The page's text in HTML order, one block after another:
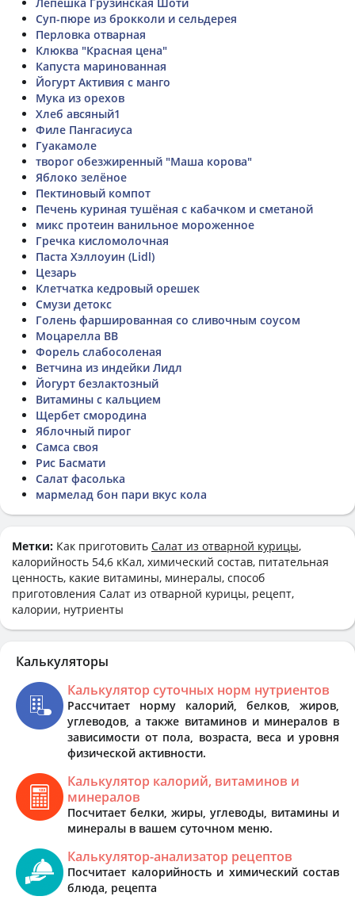
Суп-пюре из брокколи и сельдерея
Перловка отварная
Клюква "Красная цена"
Капуста маринованная
Йогурт Активия с манго
Мука из орехов
Хлеб авсяный1
Филе Пангасиуса
Гуакамоле
творог обезжиренный "Маша корова"
Яблоко зелёное
Пектиновый компот
Печень куриная тушёная с кабачком и сметаной
микс протеин ванильное мороженное
Гречка кисломолочная
Паста Хэллоуин (Lidl)
Цезарь
Клетчатка кедровый орешек
Смузи детокс
Голень фаршированная со сливочным соусом
Моцарелла ВВ
Форель слабосоленая
Ветчина из индейки Лидл
Йогурт безлактозный
Витамины с кальцием
Щербет смородина
Яблочный пирог
Самса своя
Рис Басмати
Салат фасолька
мармелад бон пари вкус кола
Метки: Как приготовить Салат из отварной курицы,
калорийность 54,6 кКал, химический состав, питательная
ценность, какие витамины, минералы, способ
приготовления Салат из отварной курицы, рецепт,
калории, нутриенты
Калькуляторы
Калькулятор суточных норм нутриентов
Рассчитает норму калорий, белков, жиров,
углеводов, а также витаминов и минералов в
зависимости от пола, возраста, веса и уровня
физической активности.
Калькулятор калорий, витаминов и
минералов
Посчитает белки, жиры, углеводы, витамины и
минералы в вашем суточном меню.
Калькулятор-анализатор рецептов
Посчитает калорийность и химический состав
блюда, рецепта